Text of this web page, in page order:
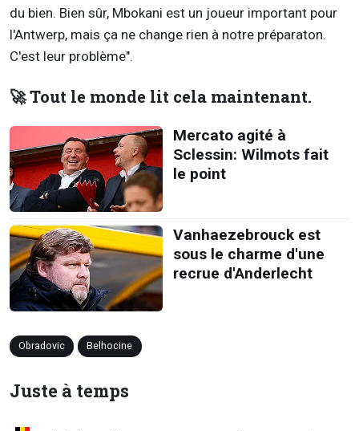
du bien. Bien sûr, Mbokani est un joueur important pour
l'Antwerp, mais ça ne change rien à notre préparaton.
C'est leur problème".
🚀 Tout le monde lit cela maintenant.
Mercato agité à
Sclessin: Wilmots fait
le point
Vanhaezebrouck est
sous le charme d'une
recrue d'Anderlecht
Obradovic Belhocine
Juste à temps